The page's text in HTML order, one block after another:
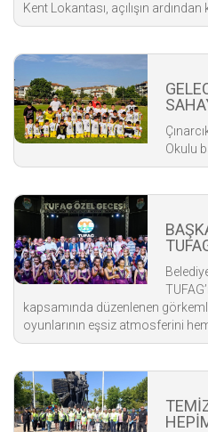
Kent Lokantası, açılışın ardından
Okulu
kapsamında düzenlenen
oyunlarının eşsiz atmosferini